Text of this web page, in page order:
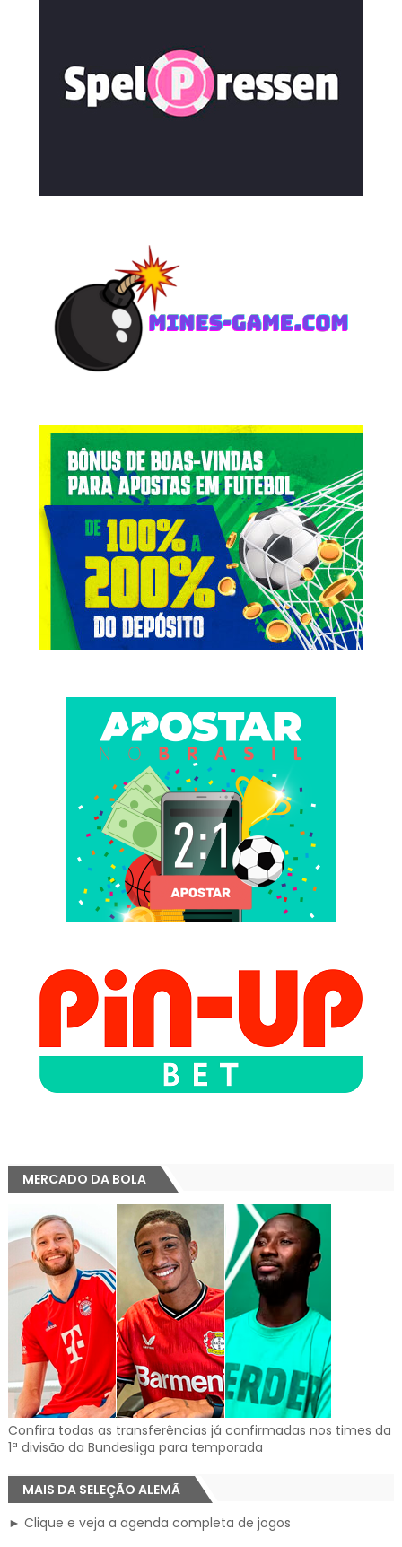
MERCADO DA BOLA
Confira todas as transferências já confirmadas nos times da
1ª divisão da Bundesliga para temporada
MAIS DA SELEÇÃO ALEMÃ
► Clique e veja a agenda completa de jogos